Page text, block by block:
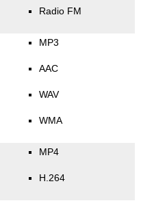
Radio FM
MP3
AAC
WAV
WMA
MP4
H.264